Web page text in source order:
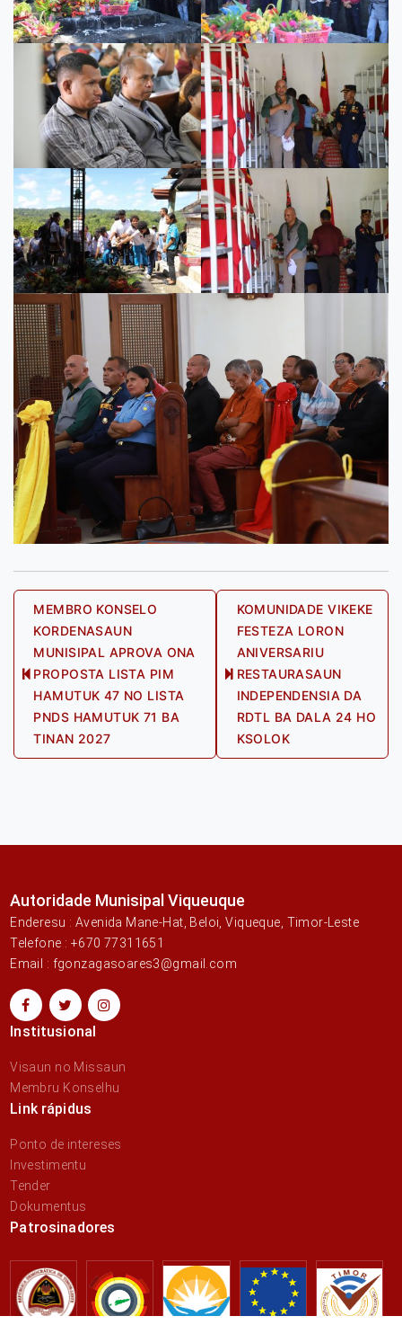
Post
navigation
Previous
post:
MEMBRO KONSELO
KORDENASAUN
MUNISIPAL APROVA ONA
PROPOSTA LISTA PIM
HAMUTUK 47 NO LISTA
PNDS HAMUTUK 71 BA
TINAN 2027
Next
post:
KOMUNIDADE VIKEKE
FESTEZA LORON
ANIVERSARIU
RESTAURASAUN
INDEPENDENSIA DA
RDTL BA DALA 24 HO
KSOLOK
Autoridade Munisipal Viqueuque
Enderesu : Avenida Mane-Hat, Beloi, Viqueque, Timor-Leste
Telefone : +670 77311651
Email : fgonzagasoares3@gmail.com
Institusional
Visaun no Missaun
Membru Konselhu
Link rápidus
Ponto de intereses
Investimentu
Tender
Dokumentus
Patrosinadores